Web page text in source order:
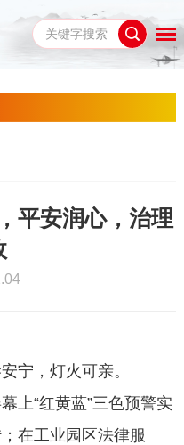
平安润心，治理
宁，灯火可亲。
“红黄蓝”三色预警实
在工业园区法律服